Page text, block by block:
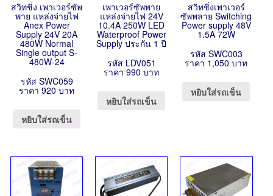
สวิทชิ่ง เพาเวอร์ซัพ
พาย แหล่งจ่ายไฟ
Anex Power
Supply 24V 20A
480W Normal
Single output S-
480W-24
รหัส SWC059
ราคา 920 บาท
หยิบใส่รถเข็น
เพาเวอร์ซัพพาย
แหล่งจ่ายไฟ 24V
10.4A 250W LED
Waterproof Power
Supply ประกัน 1 ปี
รหัส LDV051
ราคา 990 บาท
หยิบใส่รถเข็น
สวิทชิ่งเพาเวอร์
ซัพพลาย Switching
Power supply 48V
1.5A 72W
รหัส SWC003
ราคา 1,050 บาท
หยิบใส่รถเข็น